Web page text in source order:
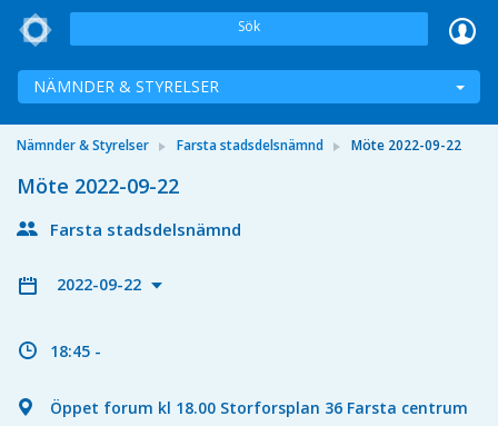
Sök
NÄMNDER & STYRELSER
Nämnder & Styrelser Farsta stadsdelsnämnd Möte 2022-09-22
Möte 2022-09-22
Farsta stadsdelsnämnd
2022-09-22
18:45 -
Öppet forum kl 18.00 Storforsplan 36 Farsta centrum